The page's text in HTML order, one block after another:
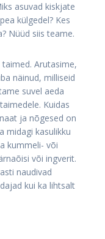
asuvad kiskjate
külgedel? Kes
Nüüd siis teame.
Arutasime,
näinud, milliseid
suvel aeda
Kuidas
ja nõgesed on
midagi kasulikku
kummeli- või
või ingverit.
naudivad
kui ka lihtsalt